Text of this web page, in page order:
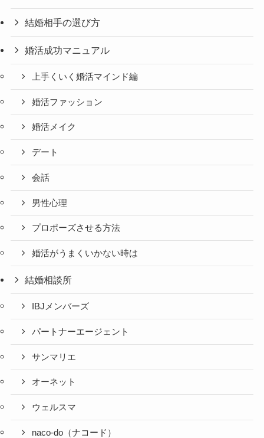
結婚相手の選び方
婚活成功マニュアル
上手くいく婚活マインド編
婚活ファッション
婚活メイク
デート
会話
男性心理
プロポーズさせる方法
婚活がうまくいかない時は
結婚相談所
IBJメンバーズ
パートナーエージェント
サンマリエ
オーネット
ウェルスマ
naco-do（ナコード）